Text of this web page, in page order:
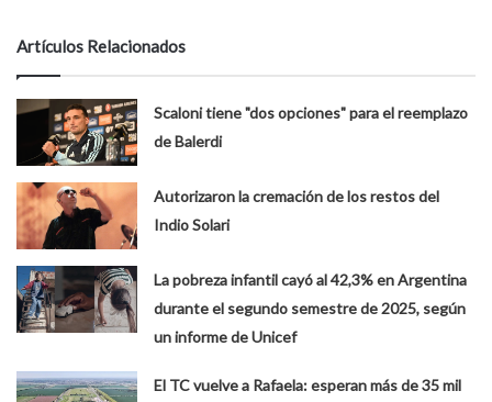
Artículos Relacionados
Scaloni tiene "dos opciones" para el reemplazo
de Balerdi
Autorizaron la cremación de los restos del
Indio Solari
La pobreza infantil cayó al 42,3% en Argentina
durante el segundo semestre de 2025, según
un informe de Unicef
El TC vuelve a Rafaela: esperan más de 35 mil